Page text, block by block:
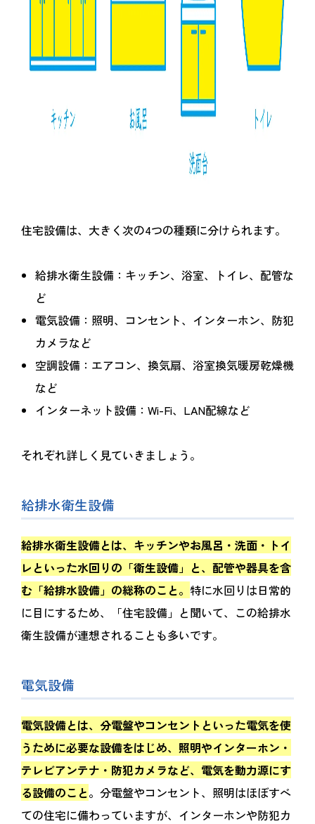
住宅設備は、大きく次の4つの種類に分けられます。
給排水衛生設備：キッチン、浴室、トイレ、配管な
ど
電気設備：照明、コンセント、インターホン、防犯
カメラなど
空調設備：エアコン、換気扇、浴室換気暖房乾燥機
など
インターネット設備：Wi-Fi、LAN配線など
それぞれ詳しく見ていきましょう。
給排水衛生設備
給排水衛生設備とは、キッチンやお風呂・洗面・トイ
レといった水回りの「衛生設備」と、配管や器具を含
む「給排水設備」の総称のこと。 特に水回りは日常的
に目にするため、「住宅設備」と聞いて、この給排水
衛生設備が連想されることも多いです。
電気設備
電気設備とは、分電盤やコンセントといった電気を使
うために必要な設備をはじめ、照明やインターホン・
テレビアンテナ・防犯カメラなど、電気を動力源にす
る設備のこと。 分電盤やコンセント、照明はほぼすべ
ての住宅に備わっていますが、インターホンや防犯カ